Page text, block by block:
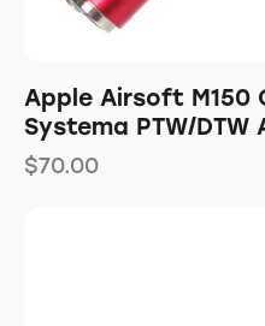
Apple Airsoft M150
Systema PTW/DTW
$70.00